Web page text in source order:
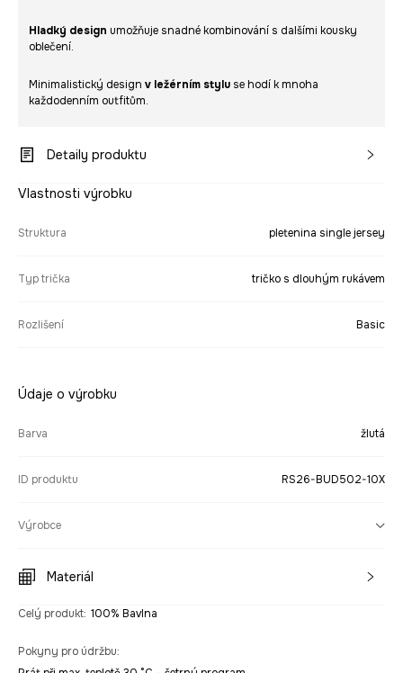
Hladký design umožňuje snadné kombinování s dalšími kousky
oblečení.
Minimalistický design v ležérním stylu se hodí k mnoha
každodenním outfitům.
Detaily produktu
Vlastnosti výrobku
Struktura pletenina single jersey
Typ trička tričko s dlouhým rukávem
Rozlišení Basic
Údaje o výrobku
Barva žlutá
ID produktu RS26-BUD502-10X
Výrobce
Materiál
Celý produkt: 100% Bavlna
Pokyny pro údržbu: